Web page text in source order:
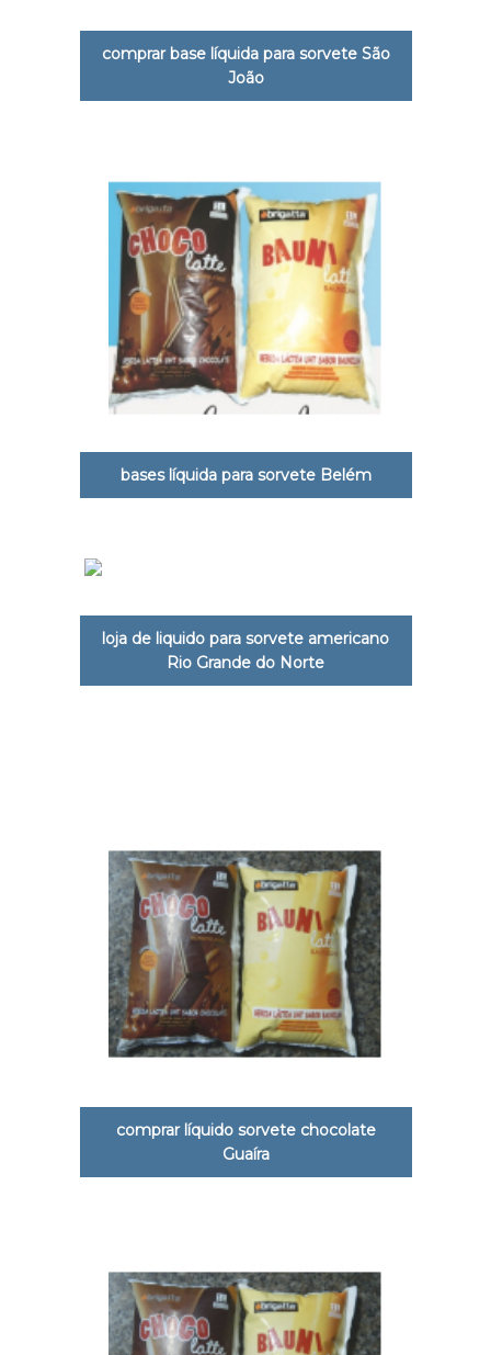
comprar base líquida para sorvete São
João
bases líquida para sorvete Belém
loja de liquido para sorvete americano
Rio Grande do Norte
comprar líquido sorvete chocolate
Guaíra